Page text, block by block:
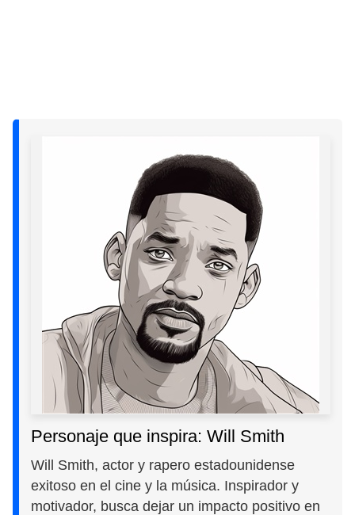
Personaje que inspira: Will Smith
Will Smith, actor y rapero estadounidense
exitoso en el cine y la música. Inspirador y
motivador, busca dejar un impacto positivo en